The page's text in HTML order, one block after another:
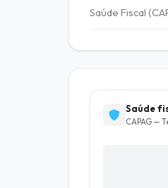
Saúde Fiscal
Saúde
CAPAG —